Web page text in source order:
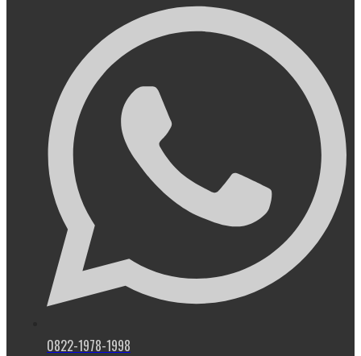
0822-1978-1998